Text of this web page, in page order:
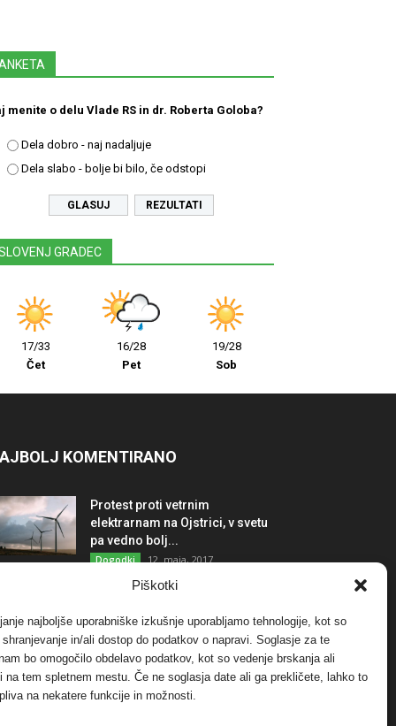
Piškotki
najboljše uporabniške izkušnje uporabljamo tehnologije, kot so
in/ali dostop do podatkov o napravi. Soglasje za te
bo omogočilo obdelavo podatkov, kot so vedenje brskanja ali
na tem spletnem mestu. Če ne soglasja date ali ga prekličete, lahko to
na nekatere funkcije in možnosti.
menite o delu Vlade RS in dr. Roberta Goloba?
Dela dobro - naj nadaljuje
Dela slabo - bolje bi bilo, če odstopi
REZULTATI
GRADEC
17/33
Čet
16/28
Pet
19/28
Sob
KOMENTIRANO
Protest proti vetrnim
elektrarnam na Ojstrici, v svetu
pa vedno bolj...
Dogodki 12. maja, 2017
elektrarnam Verbund
Dogodki 29. januarja, 2018
FOTO: Razstava cvetličarskega
mojstra Andreja Rusa